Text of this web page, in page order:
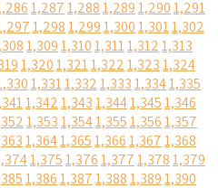
1,2871,2881,2891,2901,291
1,2981,2991,3001,3011,302
1,3091,3101,3111,3121,313
1,3201,3211,3221,3231,324
1,3311,3321,3331,3341,335
1,3421,3431,3441,3451,346
1,3531,3541,3551,3561,357
1,3641,3651,3661,3671,368
1,3751,3761,3771,3781,379
1,3861,3871,3881,3891,390